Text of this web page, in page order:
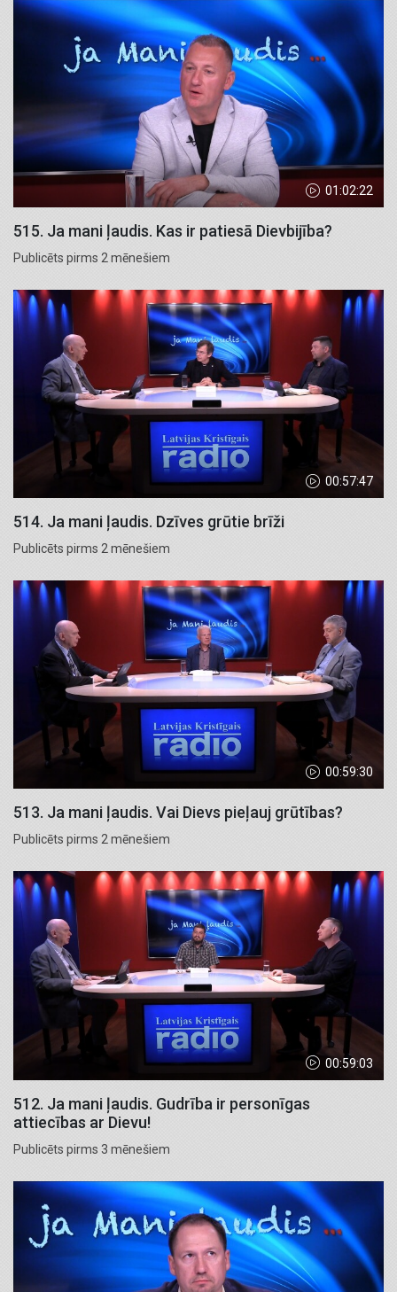
01:02:22
515. Ja mani ļaudis. Kas ir patiesā Dievbijība?
Publicēts pirms 2 mēnešiem
00:57:47
514. Ja mani ļaudis. Dzīves grūtie brīži
Publicēts pirms 2 mēnešiem
00:59:30
513. Ja mani ļaudis. Vai Dievs pieļauj grūtības?
Publicēts pirms 2 mēnešiem
00:59:03
512. Ja mani ļaudis. Gudrība ir personīgas
attiecības ar Dievu!
Publicēts pirms 3 mēnešiem